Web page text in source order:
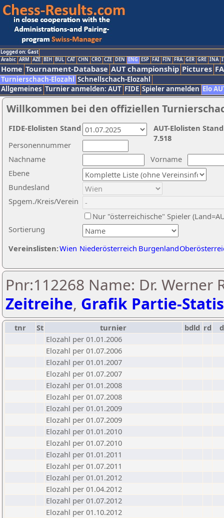
Logged on: Gast
Arabic ARM AZE BIH BUL CAT CHN CRO CZE DEN ENG ESP FAI FIN FRA GER GRE INA
Home Tournament-Database AUT championship Pictures
Turnierschach-Elozahl Schnellschach-Elozahl
Allgemeines Turnier anmelden: AUT FIDE Spieler anmelden Elo
Willkommen bei den offiziellen
Nachname
Vorname
Ebene
Sortierung
Personennummer
Bundesland
Spgem./Kreis/Verein
Nur "österreichische" Spieler
Vereinslisten:Wien Niederösterreich Burgenland
AUT-Elolisten
7.518
FIDE-Elolisten Stand
Pnr:112268 Name: Dr. Werner
Zeitreihe, Grafik Partie-
tnr St turnier bdld rd
Elozahl per 01.01.2006
Elozahl per 01.07.2006
Elozahl per 01.01.2007
Elozahl per 01.07.2007
Elozahl per 01.01.2008
Elozahl per 01.07.2008
Elozahl per 01.01.2009
Elozahl per 01.07.2009
Elozahl per 01.01.2010
Elozahl per 01.07.2010
Elozahl per 01.01.2011
Elozahl per 01.07.2011
Elozahl per 01.01.2012
Elozahl per 01.04.2012
Elozahl per 01.07.2012
Elozahl per 01.10.2012